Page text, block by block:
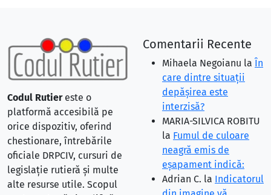
Codul Rutiereste o
platformă accesibilă pe
orice dispozitiv, oferind
chestionare, întrebările
oficiale DRPCIV, cursuri de
legislație rutieră și multe
alte resurse utile. Scopul
Comentarii Recente
Mihaela Negoianu la În
care dintre situaţii
depăşirea este
interzisă?
MARIA-SILVICA ROBITU
la Fumul de culoare
neagră emis de
eşapament indică:
Adrian C. la Indicatorul